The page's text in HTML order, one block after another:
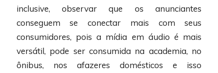
inclusive, observar que os anunciantes
conseguem se conectar mais com seus
consumidores, pois a mídia em áudio é mais
versátil, pode ser consumida na academia, no
ônibus, nos afazeres domésticos e isso